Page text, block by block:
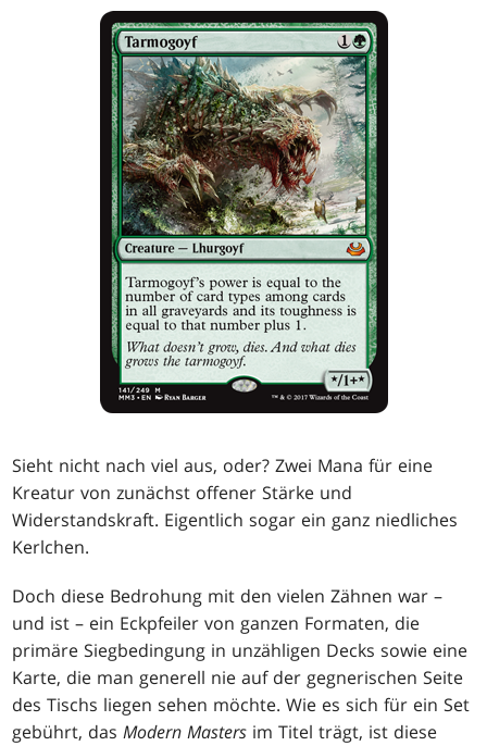
Sieht nicht nach viel aus, oder? Zwei Mana für eine
Kreatur von zunächst offener Stärke und
Widerstandskraft. Eigentlich sogar ein ganz niedliches
Kerlchen.
Doch diese Bedrohung mit den vielen Zähnen war –
und ist – ein Eckpfeiler von ganzen Formaten, die
primäre Siegbedingung in unzähligen Decks sowie eine
Karte, die man generell nie auf der gegnerischen Seite
des Tischs liegen sehen möchte. Wie es sich für ein Set
gebührt, dasModern Masters im Titel trägt, ist diese